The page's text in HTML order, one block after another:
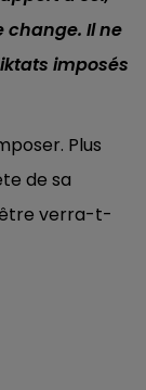
change. Il ne
imposés
Plus
de sa
verra-t-